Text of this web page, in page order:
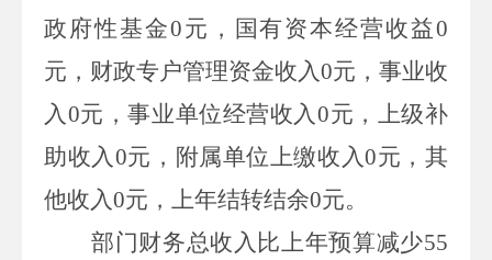
政府性基金0元，国有资本经营收益0
元，财政专户管理资金收入0元，事业收
入0元，事业单位经营收入0元，上级补
助收入0元，附属单位上缴收入0元，其
他收入0元，上年结转结余0元。
部门财务总收入比上年预算减少55